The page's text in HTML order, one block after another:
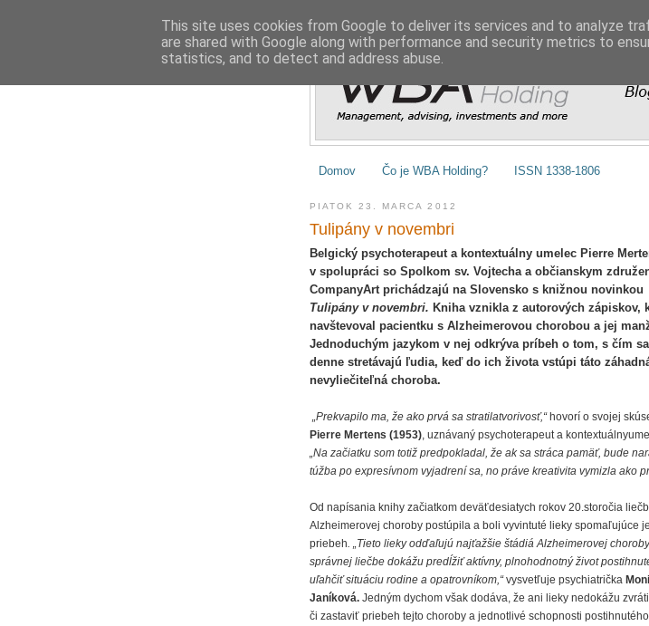
Domov Čo je WBA Holding? ISSN 1338-1806
PIATOK 23. MARCA 2012
Tulipány v novembri
Belgický psychoterapeut a kontextuálny umelec Pierre
v spolupráci so Spolkom sv. Vojtecha a občianskym
CompanyArt prichádzajú na Slovensko s knižnou novinkou
Tulipány v novembri. Kniha vznikla z autorových zápiskov,
navštevoval pacientku s Alzheimerovou chorobou a jej
Jednoduchým jazykom v nej odkrýva príbeh o tom, s čím sa
denne stretávajú ľudia, keď do ich života vstúpi táto
nevyliečiteľná choroba.
„Prekvapilo ma, že ako prvá sa stratilatvorivosť,“hovorí o svojej
Pierre Mertens (1953), uznávaný psychoterapeut a
„Na začiatku som totiž predpokladal, že ak sa stráca pamäť, bude
túžba po expresívnom vyjadrení sa, no práve kreativita vymizla ako
Od napísania knihy začiatkom deväťdesiatych rokov 20.storočia
Alzheimerovej choroby postúpila a boli vyvintuté lieky spomaľujúce
priebeh. „Tieto lieky odďaľujú najťažšie štádiá Alzheimerovej
správnej liečbe dokážu predĺžiť aktívny, plnohodnotný život
uľahčiť situáciu rodine a opatrovníkom,“vysvetľuje psychiatrička
Janíková. Jedným dychom však dodáva, že ani lieky nedokážu
či zastaviť priebeh tejto choroby a jednotlivé schopnosti
This site uses cookies from Google to deliver its services and to analyze
are shared with Google along with performance and security metrics to
statistics, and to detect and address abuse.